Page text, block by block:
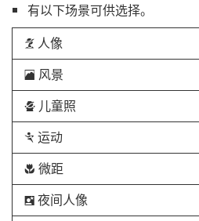
有以下场景可供选择。
k 人像
l 风景
p 儿童照
m 运动
n 微距
o 夜间人像